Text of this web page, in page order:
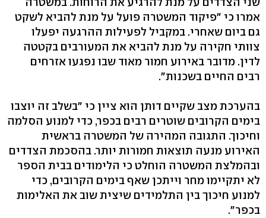
אמרו כי "פיקוד המשטרה פועל על מנת להביא לשקט
גם ביום שאחרי. במקביל לפעילות ההרגעה יפעלו
צוותי חקירה על מנת להביא את המעורבים בקטטה
לדין. מדובר באירוע חמור מאוד שבו נפגעו אזרחים
רבים החיים בשכנות".
בהערכת מצב שקיים דותן הוא ציין כי "בשלב זה יוצבו
בימים הקרובים שוטרים רבים בכפר, כדי למנוע הסלמה
וחיכוך. התגובה המהירה של המשטרה בראשית
האירוע מנעה תוצאות חמורות יותר. בהסכמת הצדדים
ובהמלצת המשטרה הוחלט כי הלימודים בבית הספר
לא יתקיימו מחר וייתכן שאף בימים הקרובים, כדי
למנוע חיכוך בין התלמידים שיצית שוב את האלימות
בכפר".